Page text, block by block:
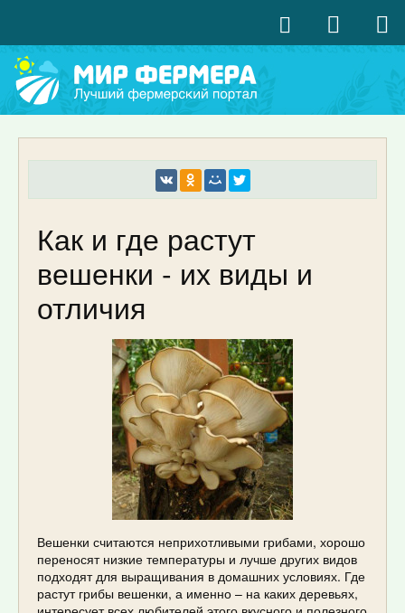
Как и где растут
вешенки - их виды и
отличия
Вешенки считаются неприхотливыми грибами, хорошо
переносят низкие температуры и лучше других видов
подходят для выращивания в домашних условиях. Где
растут грибы вешенки, а именно – на каких деревьях,